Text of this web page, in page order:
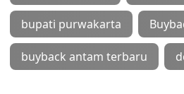
bupati purwakarta
buyback antam terbaru